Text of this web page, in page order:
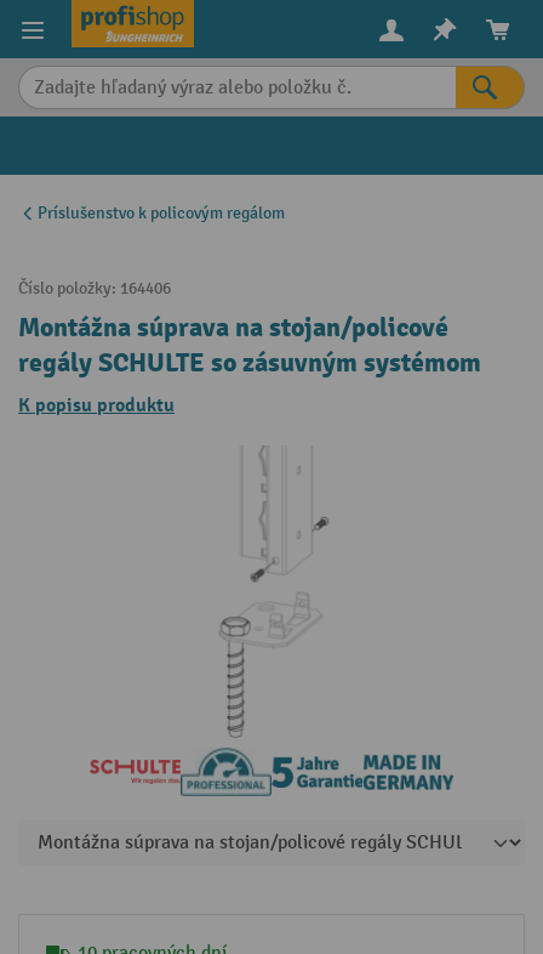
content
Príslušenstvo k policovým regálom
Číslo položky: 164406
Montážna súprava na stojan/policové
regály SCHULTE so zásuvným systémom
K popisu produktu